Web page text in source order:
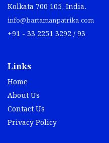
Kolkata 700 105, India.
info@bartamanpatrika.com
+91 - 33 2251 3292 / 93
Links
Home
About Us
Contact Us
Privacy Policy